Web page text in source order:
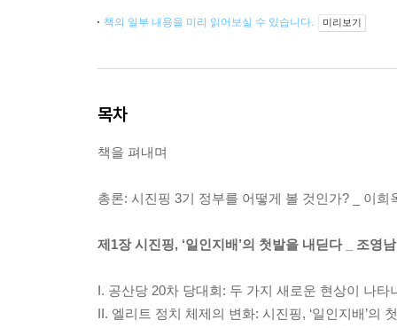
책의 일부 내용을 미리 읽어보실 수 있습니다. 미리보기
목차
책을 펴내며
총론: 시진핑 3기 정부를 어떻게 볼 것인가? _ 이희
제1장 시진핑, ‘일인지배’의 첫발을 내딛다 _ 조영남
I. 공산당 20차 당대회: 두 가지 새로운 현상이 나타
II. 엘리트 정치 체제의 변화: 시진핑, ‘일인지배’의